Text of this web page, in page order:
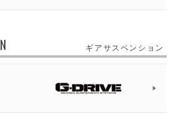
ギアサスペンション